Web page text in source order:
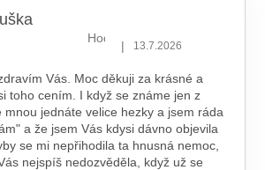
Hodnocení obchodu je 5 z 5
| 13.7.2026
Vás. Moc děkuji za krásné a
toho cením. I když se známe jen z
mnou jednáte velice hezky a jsem ráda
a že jsem Vás kdysi dávno objevila
se mi nepřihodila ta hnusná nemoc,
nejspíš nedozvěděla, když už se